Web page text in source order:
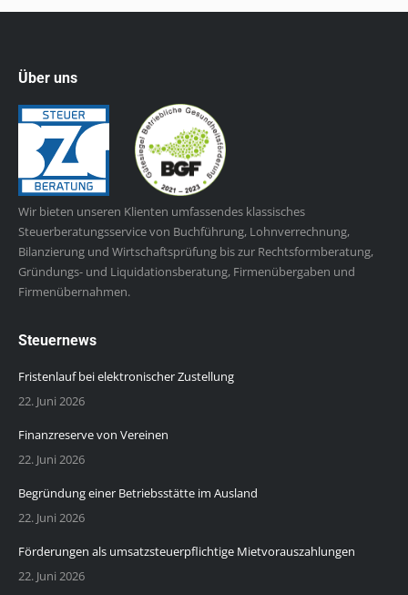
Über uns
Wir bieten unseren Klienten umfassendes klassisches
Steuerberatungsservice von Buchführung, Lohnverrechnung,
Bilanzierung und Wirtschaftsprüfung bis zur Rechtsformberatung,
Gründungs- und Liquidationsberatung, Firmenübergaben und
Firmenübernahmen.
Steuernews
Fristenlauf bei elektronischer Zustellung
22. Juni 2026
Finanzreserve von Vereinen
22. Juni 2026
Begründung einer Betriebsstätte im Ausland
22. Juni 2026
Förderungen als umsatzsteuerpflichtige Mietvorauszahlungen
22. Juni 2026